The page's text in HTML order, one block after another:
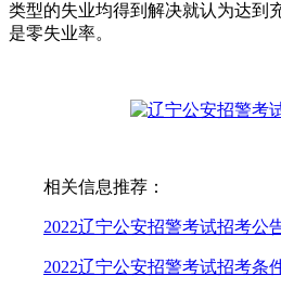
类型的失业均得到解决就认为达到
是零失业率。
相关信息推荐：
2022辽宁公安招警考试招考公
2022辽宁公安招警考试招考条